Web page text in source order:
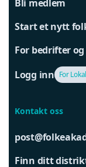
Bli medlem
Start et nytt
For bedrifter
Logg inn For
Kontakt oss
Finn ditt